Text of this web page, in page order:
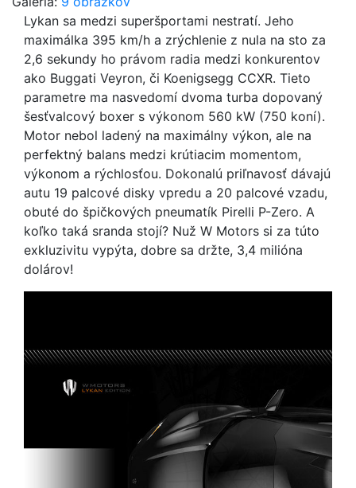
Lykan sa medzi superšportami nestratí. Jeho
maximálka 395 km/h a zrýchlenie z nula na sto za
2,6 sekundy ho právom radia medzi konkurentov
ako Buggati Veyron, či Koenigsegg CCXR. Tieto
parametre ma nasvedomí dvoma turba dopovaný
šesťvalcový boxer s výkonom 560 kW (750 koní).
Motor nebol ladený na maximálny výkon, ale na
perfektný balans medzi krútiacim momentom,
výkonom a rýchlosťou. Dokonalú priľnavosť dávajú
autu 19 palcové disky vpredu a 20 palcové vzadu,
obuté do špičkových pneumatík Pirelli P-Zero. A
koľko taká sranda stojí? Nuž W Motors si za túto
exkluzivitu vypýta, dobre sa držte, 3,4 milióna
dolárov!